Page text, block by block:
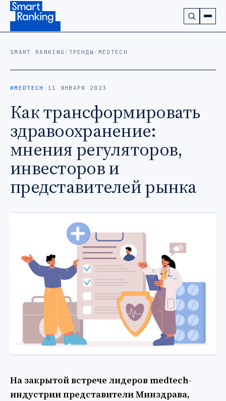
Подписаться на наш канал в Telegram (откроется в
SMART RANKING / ТРЕНДЫ / MEDTECH
#MEDTECH · 11 ЯНВАРЯ 2023
Как трансформировать
здравоохранение:
мнения регуляторов,
инвесторов и
представителей рынка
На закрытой встрече лидеров medtech-
индустрии представители Минздрава,